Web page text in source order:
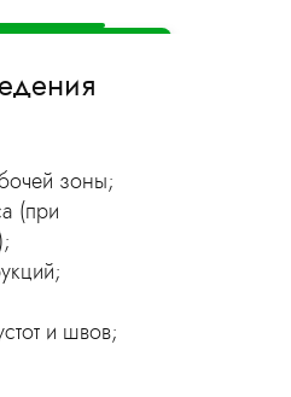
зоны;
(при
и швов;